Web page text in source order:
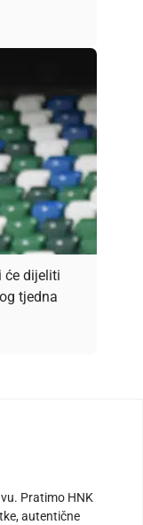
će dijeliti
tjedna
Pratimo HNK
autentične